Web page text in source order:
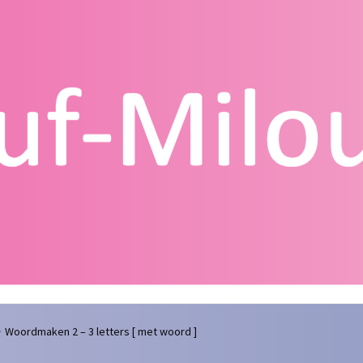
Contact Homepagina Mijn account
Woordmaken 2 – 3 letters [ met woord ]